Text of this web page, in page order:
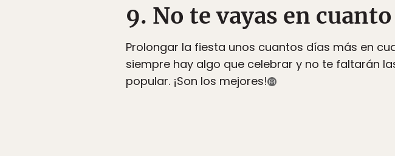
9. No te vayas en
Prolongar la fiesta unos cuantos días más en
siempre hay algo que celebrar y no te faltarán
popular. ¡Son los mejores!